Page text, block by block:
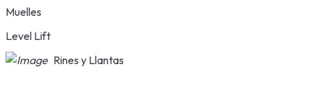
Muelles
Level Lift
Rines y Llantas